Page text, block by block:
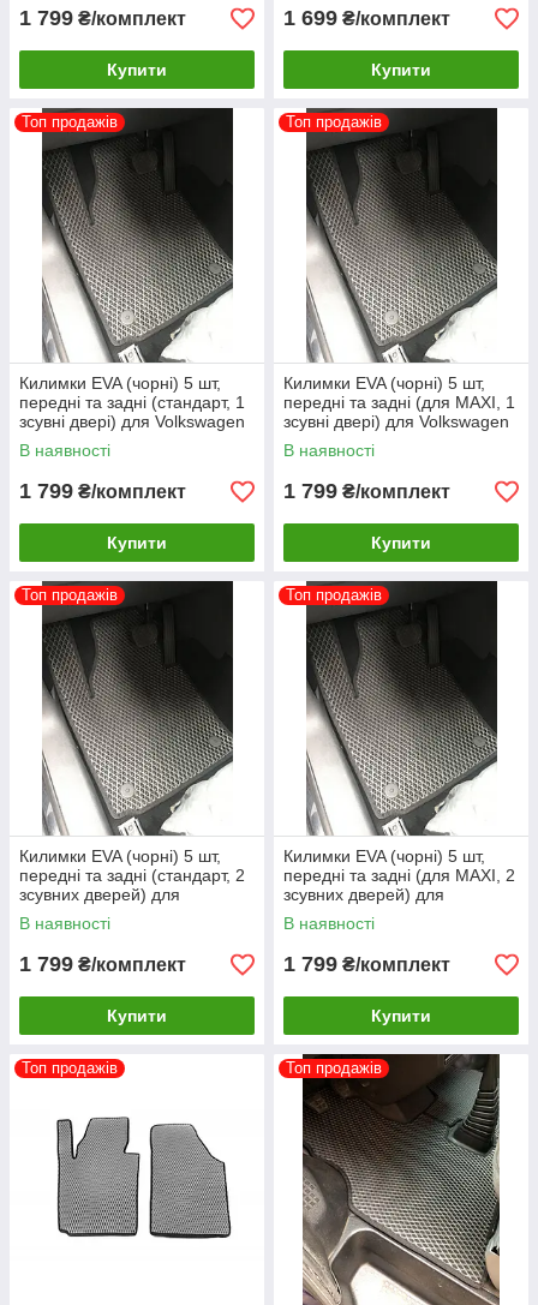
1 799 ₴/комплект
Купити
1 699 ₴/комплект
Купити
Топ продажів
Килимки EVA (чорні) 5 шт,
передні та задні (стандарт, 1
зсувні двері) для Volkswagen
Caddy 2015-2020 рр
В наявності
1 799 ₴/комплект
Купити
Топ продажів
Килимки EVA (чорні) 5 шт,
передні та задні (для MAXI, 1
зсувні двері) для Volkswagen
Caddy 2015-2020 рр
В наявності
1 799 ₴/комплект
Купити
Топ продажів
Килимки EVA (чорні) 5 шт,
передні та задні (стандарт, 2
зсувних дверей) для
Volkswagen Caddy 2015-2020
рр
В наявності
1 799 ₴/комплект
Купити
Топ продажів
Килимки EVA (чорні) 5 шт,
передні та задні (для MAXI, 2
зсувних дверей) для
Volkswagen Caddy 2015-2020
рр
В наявності
1 799 ₴/комплект
Купити
Топ продажів Топ продажів